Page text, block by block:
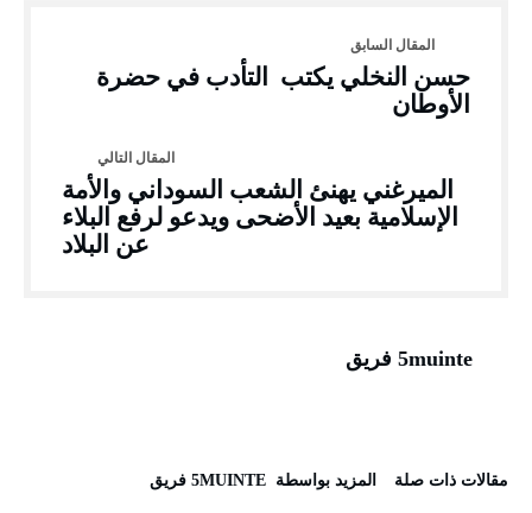
حسن النخلي يكتب التأدب في حضرة
الأوطان
الميرغني يهنئ الشعب السوداني والأمة
الإسلامية بعيد الأضحى ويدعو لرفع البلاء
عن البلاد
5muinte فريق
‫مقالات ذات صلة‬ ‫‫المزيد بواسطة‬ ‬ 5MUINTE فريق